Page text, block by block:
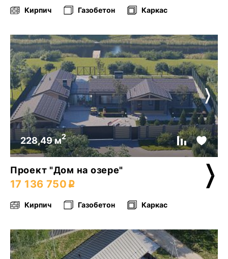
Кирпич Газобетон Каркас
228,49 м2
Проект "Дом на озере"
17 136 750
Кирпич Газобетон Каркас